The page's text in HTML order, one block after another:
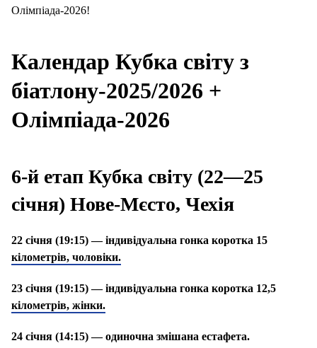
Олімпіада-2026!
Календар Кубка світу з
біатлону-2025/2026 +
Олімпіада-2026
6-й етап Кубка світу (22—25
січня) Нове-Мєсто, Чехія
22 січня (19:15) — індивідуальна гонка коротка 15
кілометрів, чоловіки.
23 січня (19:15) — індивідуальна гонка коротка 12,5
кілометрів, жінки.
24 січня (14:15) — одиночна змішана естафета.